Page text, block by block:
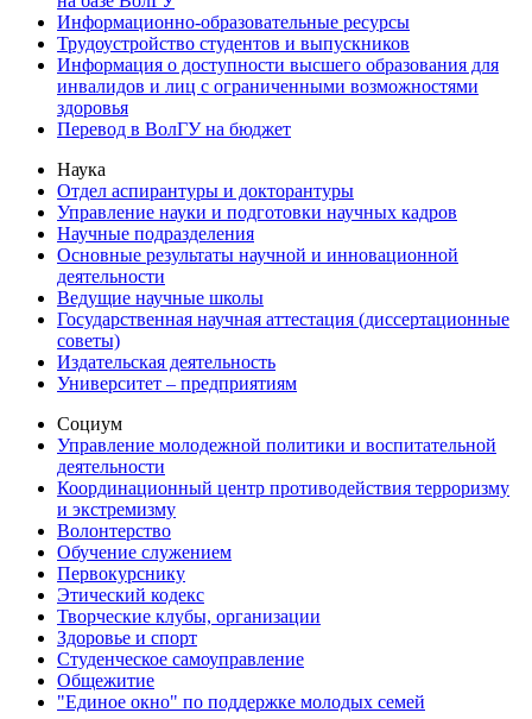
Информационно-образовательные ресурсы
Трудоустройство студентов и выпускников
Информация о доступности высшего образования для
инвалидов и лиц с ограниченными возможностями
здоровья
Перевод в ВолГУ на бюджет
Наука
Отдел аспирантуры и докторантуры
Управление науки и подготовки научных кадров
Научные подразделения
Основные результаты научной и инновационной
деятельности
Ведущие научные школы
Государственная научная аттестация (диссертационные
советы)
Издательская деятельность
Университет – предприятиям
Социум
Управление молодежной политики и воспитательной
деятельности
Координационный центр противодействия терроризму
и экстремизму
Волонтерство
Обучение служением
Первокурснику
Этический кодекс
Творческие клубы, организации
Здоровье и спорт
Студенческое самоуправление
Общежитие
"Единое окно" по поддержке молодых семей